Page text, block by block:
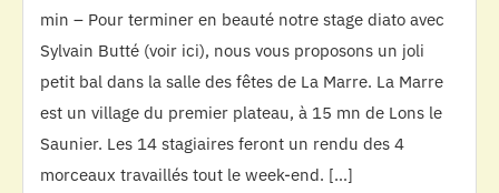
min – Pour terminer en beauté notre stage diato avec
Sylvain Butté (voir ici), nous vous proposons un joli
petit bal dans la salle des fêtes de La Marre. La Marre
est un village du premier plateau, à 15 mn de Lons le
Saunier. Les 14 stagiaires feront un rendu des 4
morceaux travaillés tout le week-end. […]